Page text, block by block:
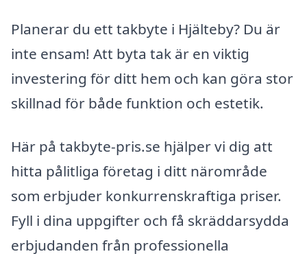
Planerar du ett takbyte i Hjälteby? Du är
inte ensam! Att byta tak är en viktig
investering för ditt hem och kan göra stor
skillnad för både funktion och estetik.
Här på takbyte-pris.se hjälper vi dig att
hitta pålitliga företag i ditt närområde
som erbjuder konkurrenskraftiga priser.
Fyll i dina uppgifter och få skräddarsydda
erbjudanden från professionella